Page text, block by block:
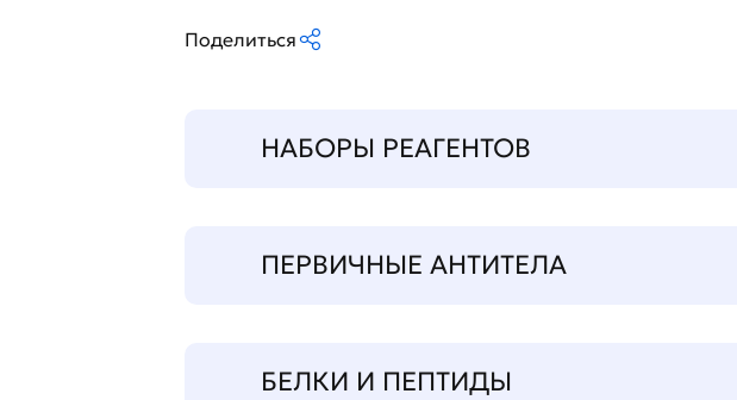
Поделиться
НАБОРЫ РЕАГЕНТОВ
ПЕРВИЧНЫЕ АНТИТЕЛА
БЕЛКИ И ПЕПТИДЫ